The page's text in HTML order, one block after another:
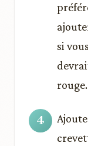
si
rouge.